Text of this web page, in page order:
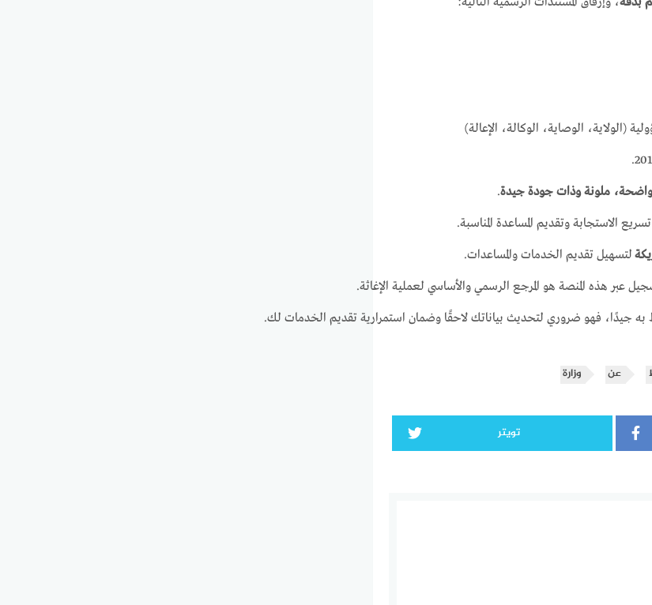
(الولاية، الوصاية، الوكالة، الإعالة)
واضحة، ملونة وذات جودة جيدة.
الاستجابة وتقديم المساعدة المناسبة.
لتسهيل تقديم الخدمات والمساعدات.
عبر هذه المنصة هو المرجع الرسمي والأساسي لعملية الإغاثة.
به جيدًا، فهو ضروري لتحديث بياناتك لاحقًا وضمان استمرارية تقديم الخدمات لك.
عن وزارة
تويتر